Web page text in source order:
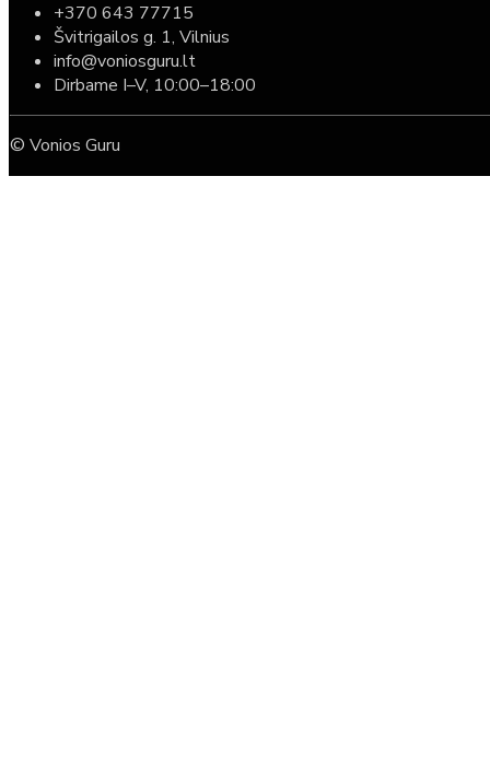
+370 643 77715
Švitrigailos g. 1, Vilnius
info@voniosguru.lt
Dirbame I–V, 10:00–18:00
© Vonios Guru